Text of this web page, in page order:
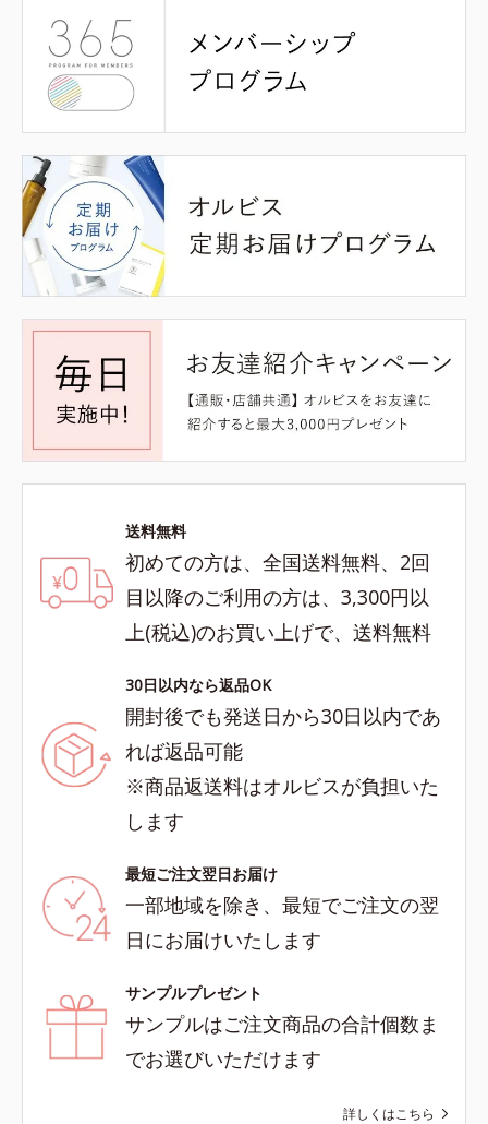
送料無料
初めての方は、全国送料無料、2回
目以降のご利用の方は、3,300円以
上(税込)のお買い上げで、送料無料
30日以内なら返品OK
開封後でも発送日から30日以内であ
れば返品可能
※商品返送料はオルビスが負担いた
します
最短ご注文翌日お届け
一部地域を除き、最短でご注文の翌
日にお届けいたします
サンプルプレゼント
サンプルはご注文商品の合計個数ま
でお選びいただけます
詳しくはこちら